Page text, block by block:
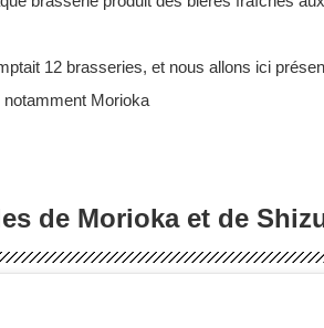
12 brasseries, et nous allons ici
notamment Morioka
de Morioka et de